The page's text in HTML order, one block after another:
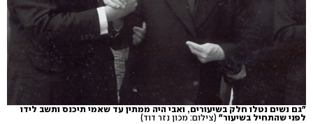
"גם נשים נטלו חלק בשיעורים, ואבי היה ממתין עד שאמי תיכנס ותשב לידו
לפני שהתחיל בשיעור" (צילום: מכון נזר דוד)